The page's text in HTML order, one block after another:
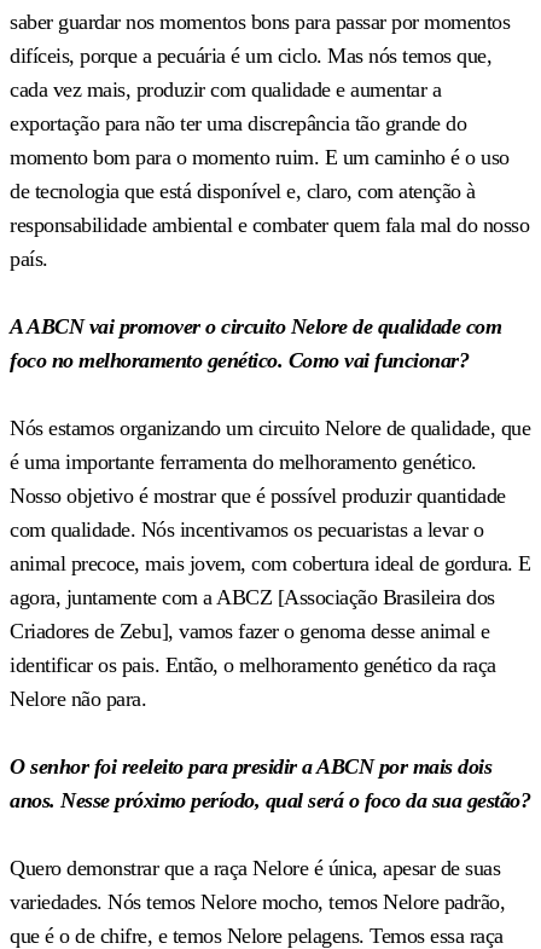
saber guardar nos momentos bons para passar por momentos
difíceis, porque a pecuária é um ciclo. Mas nós temos que,
cada vez mais, produzir com qualidade e aumentar a
exportação para não ter uma discrepância tão grande do
momento bom para o momento ruim. E um caminho é o uso
de tecnologia que está disponível e, claro, com atenção à
responsabilidade ambiental e combater quem fala mal do nosso
país.
A ABCN vai promover o circuito Nelore de qualidade com
foco no melhoramento genético. Como vai funcionar?
Nós estamos organizando um circuito Nelore de qualidade, que
é uma importante ferramenta do melhoramento genético.
Nosso objetivo é mostrar que é possível produzir quantidade
com qualidade. Nós incentivamos os pecuaristas a levar o
animal precoce, mais jovem, com cobertura ideal de gordura. E
agora, juntamente com a ABCZ [Associação Brasileira dos
Criadores de Zebu], vamos fazer o genoma desse animal e
identificar os pais. Então, o melhoramento genético da raça
Nelore não para.
O senhor foi reeleito para presidir a ABCN por mais dois
anos. Nesse próximo período, qual será o foco da sua gestão?
Quero demonstrar que a raça Nelore é única, apesar de suas
variedades. Nós temos Nelore mocho, temos Nelore padrão,
que é o de chifre, e temos Nelore pelagens. Temos essa raça